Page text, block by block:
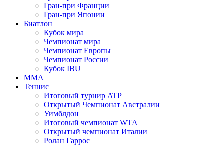
Гран-при Франции
Гран-при Японии
Биатлон
Кубок мира
Чемпионат мира
Чемпионат Европы
Чемпионат России
Кубок IBU
MMA
Теннис
Итоговый турнир ATP
Открытый Чемпионат Австралии
Уимблдон
Итоговый чемпионат WTA
Открытый чемпионат Италии
Ролан Гаррос